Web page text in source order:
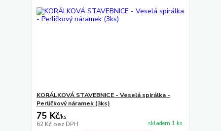
KORÁLKOVÁ STAVEBNICE - Veselá spirálka -
Perličkový náramek (3ks)
75 Kč/ks
62 Kč bez DPH skladem 1 ks